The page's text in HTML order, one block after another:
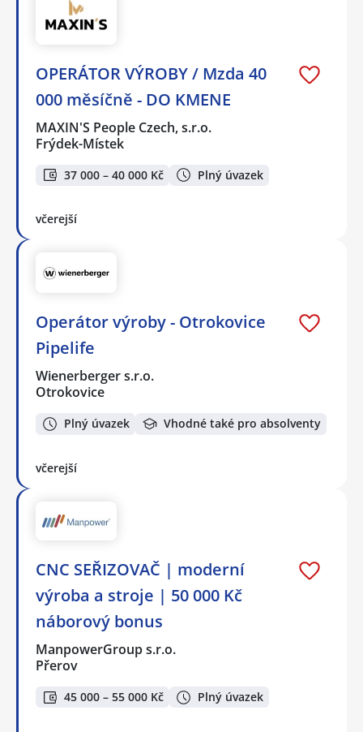
OPERÁTOR VÝROBY / Mzda 40
000 měsíčně - DO KMENE
MAXIN'S People Czech, s.r.o.
Frýdek-Místek
37 000 – 40 000 Kč Plný úvazek
včerejší
Operátor výroby - Otrokovice
Pipelife
Wienerberger s.r.o.
Otrokovice
Plný úvazek Vhodné také pro absolventy
včerejší
CNC SEŘIZOVAČ | moderní
výroba a stroje | 50 000 Kč
náborový bonus
ManpowerGroup s.r.o.
Přerov
45 000 – 55 000 Kč Plný úvazek